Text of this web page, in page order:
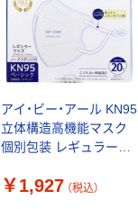
アイ・ビー・アール KN95
立体構造高機能マスク
個別包装 レギュラー
4573508631015 1箱(20
￥1,927 （税込）